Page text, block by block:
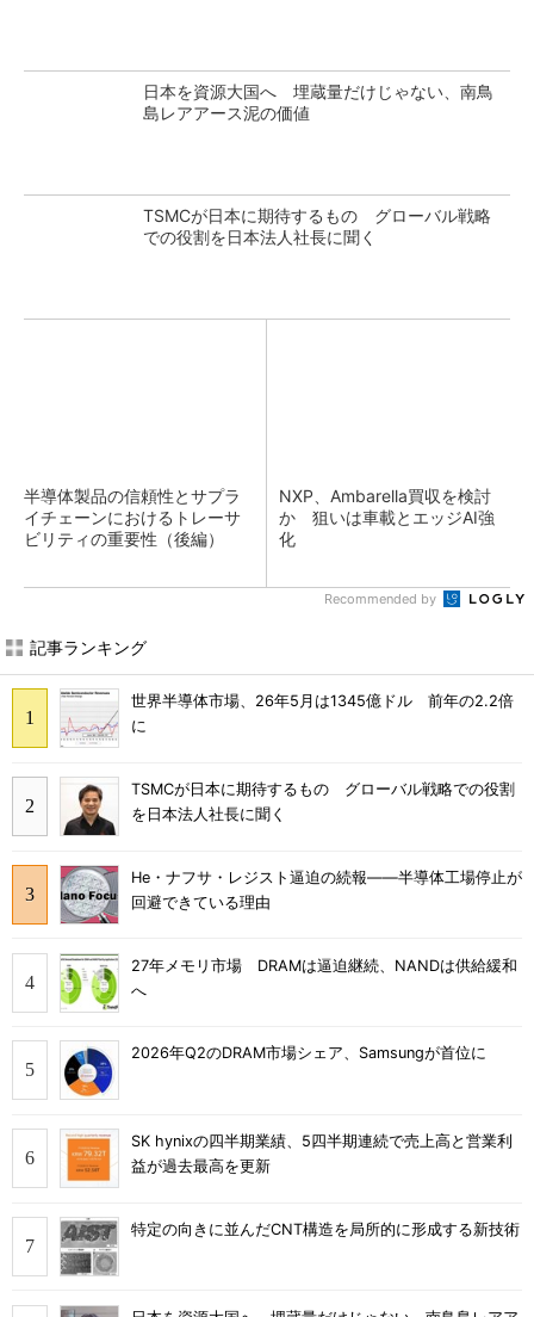
日本を資源大国へ 埋蔵量だけじゃない、南鳥
島レアアース泥の価値
TSMCが日本に期待するもの グローバル戦略
での役割を日本法人社長に聞く
半導体製品の信頼性とサプラ
イチェーンにおけるトレーサ
ビリティの重要性（後編）
NXP、Ambarella買収を検討
か 狙いは車載とエッジAI強
化
Recommended by
記事ランキング
世界半導体市場、26年5月は1345億ドル 前年の2.2倍
に
TSMCが日本に期待するもの グローバル戦略での役割
を日本法人社長に聞く
He・ナフサ・レジスト逼迫の続報――半導体工場停止が
回避できている理由
27年メモリ市場 DRAMは逼迫継続、NANDは供給緩和
へ
2026年Q2のDRAM市場シェア、Samsungが首位に
SK hynixの四半期業績、5四半期連続で売上高と営業利
益が過去最高を更新
特定の向きに並んだCNT構造を局所的に形成する新技術